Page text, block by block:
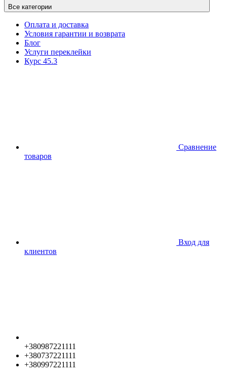
Все категории
Оплата и доставка
Условия гарантии и возврата
Блог
Услуги переклейки
Курс 45.3
Сравнение
товаров
Вход для
клиентов
+380987221111
+380737221111
+380997221111